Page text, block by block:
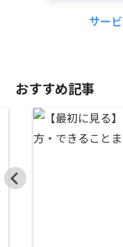
サー
おすすめ記事